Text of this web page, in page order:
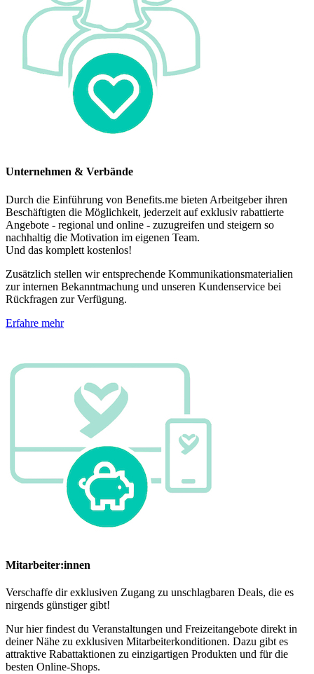
Unternehmen & Verbände
Durch die Einführung von Benefits.me bieten Arbeitgeber ihren
Beschäftigten die Möglichkeit, jederzeit auf exklusiv rabattierte
Angebote - regional und online - zuzugreifen und steigern so
nachhaltig die Motivation im eigenen Team.
Und das komplett kostenlos!
Zusätzlich stellen wir entsprechende Kommunikationsmaterialien
zur internen Bekanntmachung und unseren Kundenservice bei
Rückfragen zur Verfügung.
Erfahre mehr
Mitarbeiter:innen
Verschaffe dir exklusiven Zugang zu unschlagbaren Deals, die es
nirgends günstiger gibt!
Nur hier findest du Veranstaltungen und Freizeitangebote direkt in
deiner Nähe zu exklusiven Mitarbeiterkonditionen. Dazu gibt es
attraktive Rabattaktionen zu einzigartigen Produkten und für die
besten Online-Shops.